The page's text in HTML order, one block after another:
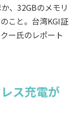
、32GBのメモリ
こと。台湾KGI証
ー氏のレポート
ス充電が